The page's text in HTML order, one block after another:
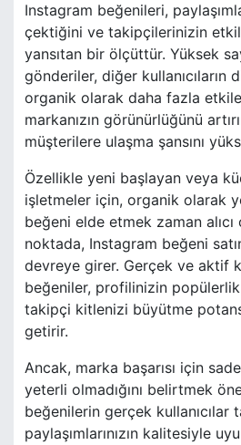
Instagram beğenileri,
çektiğini ve takipçilerinizin
yansıtan bir ölçüttür. Yüksek
gönderiler, diğer kullanıcıların
organik olarak daha fazla
markanızın görünürlüğünü
müşterilere ulaşma şansını
Özellikle yeni başlayan veya
işletmeler için, organik olarak
beğeni elde etmek zaman
noktada, Instagram beğeni
devreye girer. Gerçek ve aktif
beğeniler, profilinizin popülerlik
takipçi kitlenizi büyütme
getirir.
Ancak, marka başarısı için
yeterli olmadığını belirtmek
beğenilerin gerçek kullanıcılar
paylaşımlarınızın kalitesiyle